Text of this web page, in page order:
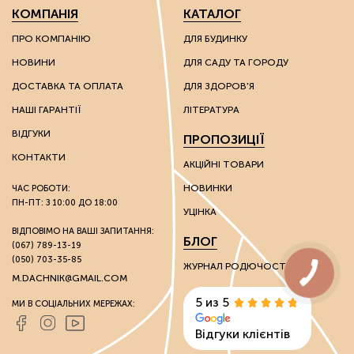
діатоміти – багаті на кварц сполуки, які
використовують для покращення властивостей
надлегких ґрунтів.
Ці речовини мають каталітичні та іонообмінні
властивості, завдяки яким можна впливати на хімічні
Грунтополіпшувачі використовують без обмежень на
вид культури: вони однаково гарні як для плодоносних
культур, так і для пальм та інших екзотів.
Стимулятори росту
Розвиток культур багато в чому залежить від зовнішніх
факторів. Через несприятливі погодні умови на ранніх
стадіях розвитку молоді рослини розвиваються
недостатньо активно, виростають слабкими та
Стимулятори росту сприяють активації вегетативних
процесів. Препарати допомагають адаптуватися
КОМПАНІЯ
ПРО КОМПАНІЮ
НОВИНИ
ДОСТАВКА ТА ОПЛАТА
НАШІ ГАРАНТІЇ
ВІДГУКИ
КОНТАКТИ
ЧАС РОБОТИ:
ПН-ПТ: З 10:00 ДО 18:00
ВІДПОВІМО НА ВАШІ ЗАПИТАННЯ:
(067) 789-13-19
(050) 703-35-85
M.DACHNIK@GMAIL.COM
МИ В СОЦІАЛЬНИХ МЕРЕЖАХ:
КАТАЛОГ
ДЛЯ БУДИНКУ
ДЛЯ САДУ ТА ГОРОДУ
ДЛЯ ЗДОРОВ'Я
ЛІТЕРАТУРА
ПРОПОЗИЦІЇ
АКЦІЙНІ ТОВАРИ
НОВИНКИ
УЦІНКА
БЛОГ
ЖУРНАЛ РОДЮЧОСТІ
5 из 5
Відгуки клієнтів